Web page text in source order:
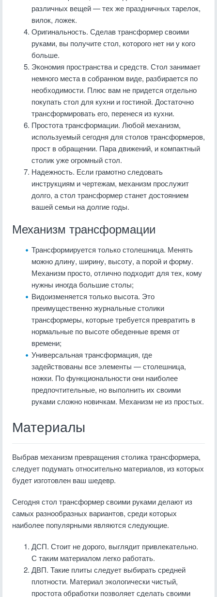
различных вещей — тех же праздничных тарелок,
вилок, ложек.
Оригинальность. Сделав трансформер своими
руками, вы получите стол, которого нет ни у кого
больше.
Экономия пространства и средств. Стол занимает
немного места в собранном виде, разбирается по
необходимости. Плюс вам не придется отдельно
покупать стол для кухни и гостиной. Достаточно
трансформировать его, перенеся из кухни.
Простота трансформации. Любой механизм,
используемый сегодня для столов трансформеров,
прост в обращении. Пара движений, и компактный
столик уже огромный стол.
Надежность. Если грамотно следовать
инструкциям и чертежам, механизм прослужит
долго, а стол трансформер станет достоянием
вашей семьи на долгие годы.
Механизм трансформации
Трансформируется только столешница. Менять
можно длину, ширину, высоту, а порой и форму.
Механизм просто, отлично подходит для тех, кому
нужны иногда большие столы;
Видоизменяется только высота. Это
преимущественно журнальные столики
трансформеры, которые требуется превратить в
нормальные по высоте обеденные время от
времени;
Универсальная трансформация, где
задействованы все элементы — столешница,
ножки. По функциональности они наиболее
предпочтительные, но выполнить их своими
руками сложно новичкам. Механизм не из простых.
Материалы
Выбрав механизм превращения столика трансформера,
следует подумать относительно материалов, из которых
будет изготовлен ваш шедевр.
Сегодня стол трансформер своими руками делают из
самых разнообразных вариантов, среди которых
наиболее популярными являются следующие.
ДСП. Стоит не дорого, выглядит привлекательно.
С таким материалом легко работать.
ДВП. Такие плиты следует выбирать средней
плотности. Материал экологически чистый,
простота обработки позволяет сделать своими